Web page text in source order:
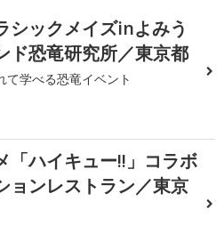
シックメイズinよみう
ド恐竜研究所／東京都
て学べる恐竜イベント
「ハイキュー!!」コラボ
ョンレストラン／東京